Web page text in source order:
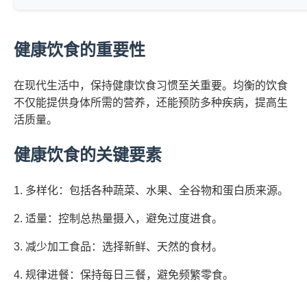
健康饮食的重要性
在现代生活中，保持健康饮食习惯至关重要。均衡的饮食
不仅能提供身体所需的营养，还能预防多种疾病，提高生
活质量。
健康饮食的关键要素
1. 多样化：包括各种蔬菜、水果、全谷物和蛋白质来源。
2. 适量：控制总热量摄入，避免过度进食。
3. 减少加工食品：选择新鲜、天然的食材。
4. 规律进餐：保持每日三餐，避免频繁零食。